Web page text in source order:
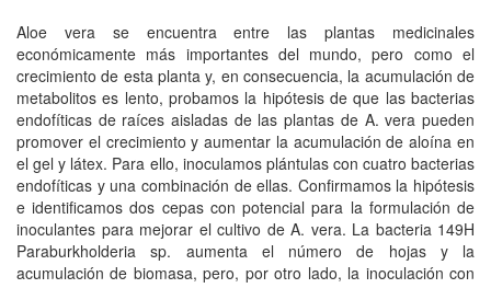
Aloe vera se encuentra entre las plantas medicinales
económicamente más importantes del mundo, pero como el
crecimiento de esta planta y, en consecuencia, la acumulación de
metabolitos es lento, probamos la hipótesis de que las bacterias
endofíticas de raíces aisladas de las plantas de A. vera pueden
promover el crecimiento y aumentar la acumulación de aloína en
el gel y látex. Para ello, inoculamos plántulas con cuatro bacterias
endofíticas y una combinación de ellas. Confirmamos la hipótesis
e identificamos dos cepas con potencial para la formulación de
inoculantes para mejorar el cultivo de A. vera. La bacteria 149H
Paraburkholderia sp. aumenta el número de hojas y la
acumulación de biomasa, pero, por otro lado, la inoculación con